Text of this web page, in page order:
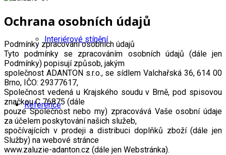
Interiérové stínění
Reference
Ochrana osobních údajů
Podmínky zpracování osobních údajů
Tyto podmínky se zpracováním osobních údajů (dále jen
Podmínky) popisují způsob, jakým
společnost ADANTON s.r.o., se sídlem Valchařská 36, 614 00
Brno, IČO: 29377617,
Společnost vedená u Krajského soudu v Brně, pod spisovou
značkou C 76875 (dále
pouze Společnost nebo my) zpracovává Vaše osobní údaje
za účelem poskytování našich služeb,
spočívajících v prodeji a distribuci doplňků zboží (dále jen
Služby) na webové stránce
www.zaluzie-adanton.cz (dále jen Webstránka).